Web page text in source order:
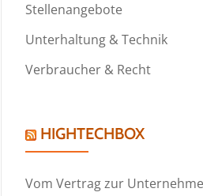
Stellenangebote
Unterhaltung & Technik
Verbraucher & Recht
HIGHTECHBOX
Vom Vertrag zur